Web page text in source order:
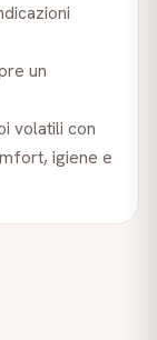
un
volatili con
igiene e